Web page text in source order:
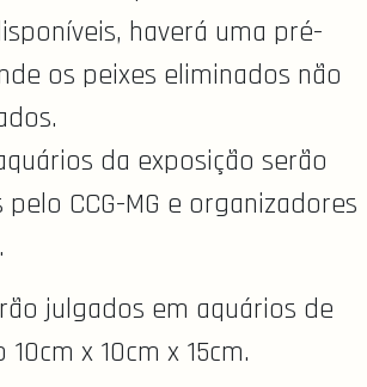
haverá uma pré-
os peixes eliminados não
da exposição serão
CCG-MG e organizadores
julgados em aquários de
x 10cm x 15cm.